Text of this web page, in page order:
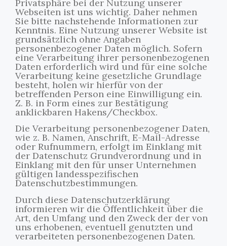
Privatsphäre bei der Nutzung unserer
Webseiten ist uns wichtig. Daher nehmen
Sie bitte nachstehende Informationen zur
Kenntnis. Eine Nutzung unserer Website ist
grundsätzlich ohne Angaben
personenbezogener Daten möglich. Sofern
eine Verarbeitung ihrer personenbezogenen
Daten erforderlich wird und für eine solche
Verarbeitung keine gesetzliche Grundlage
besteht, holen wir hierfür von der
betreffenden Person eine Einwilligung ein.
Z. B. in Form eines zur Bestätigung
anklickbaren Hakens/Checkbox.
Die Verarbeitung personenbezogener Daten,
wie z. B. Namen, Anschrift, E-Mail-Adresse
oder Rufnummern, erfolgt im Einklang mit
der Datenschutz Grundverordnung und in
Einklang mit den für unser Unternehmen
gültigen landesspezifischen
Datenschutzbestimmungen.
Durch diese Datenschutzerklärung
informieren wir die Öffentlichkeit über die
Art, den Umfang und den Zweck der der von
uns erhobenen, eventuell genutzten und
verarbeiteten personenbezogenen Daten.